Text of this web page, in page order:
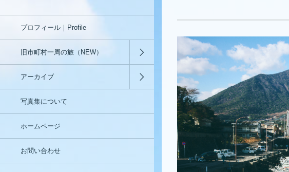
プロフィール｜Profile
旧市町村一周の旅（NEW）
アーカイブ
写真集について
ホームページ
お問い合わせ